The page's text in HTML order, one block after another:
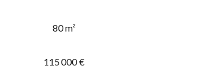
80 m²
115 000 €